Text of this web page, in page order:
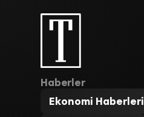
Haberler
Ekonomi Haberleri